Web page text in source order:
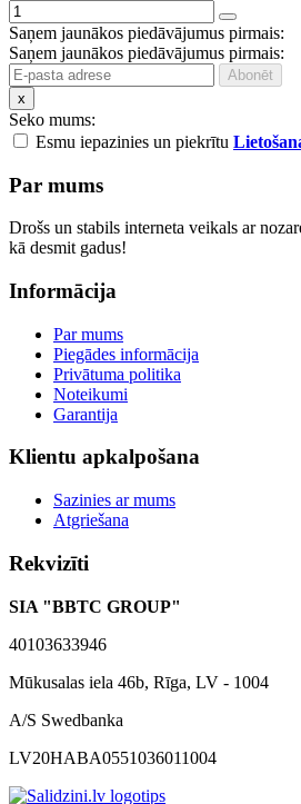
Saņem jaunākos piedāvājumus pirmais:
Saņem jaunākos piedāvājumus pirmais:
x
Seko mums:
Esmu iepazinies un piekrītu
Par mums
Drošs un stabils interneta veikals ar
kā desmit gadus!
Informācija
Par mums
Piegādes informācija
Privātuma politika
Noteikumi
Garantija
Klientu apkalpošana
Sazinies ar mums
Atgriešana
Rekvizīti
SIA "BBTC GROUP"
40103633946
Mūkusalas iela 46b, Rīga, LV - 1004
A/S Swedbanka
LV20HABA0551036011004